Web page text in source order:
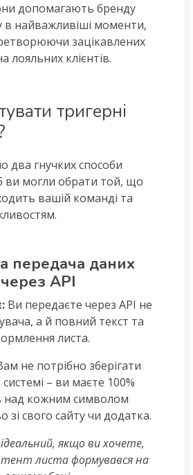
допомагають бренду
в найважливіші моменти,
зацікавлених
лояльних клієнтів.
тригерні
два гнучких способи
ви могли обрати той, що
вашій команді та
передача даних
через API
Ви передаєте через API не
а й повний текст та
листа.
не потрібно зберігати
– ви маєте 100%
над кожним символом
зі свого сайту чи додатка.
якщо ви хочете,
листа формувався на